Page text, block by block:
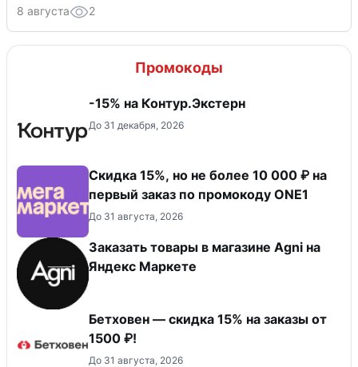
8 августа 2
Промокоды
-15% на Контур.Экстерн
До 31 декабря, 2026
Скидка 15%, но не более 10 000 ₽ на
первый заказ по промокоду ONE1
До 31 августа, 2026
Заказать товары в магазине Agni на
Яндекс Маркете
Бетховен — скидка 15% на заказы от
1500 ₽!
До 31 августа, 2026